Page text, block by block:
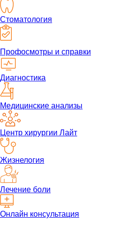
Стоматология
Профосмотры и справки
Диагностика
Медицинские анализы
Центр хирургии Лайт
Жизнелогия
Лечение боли
Онлайн консультация